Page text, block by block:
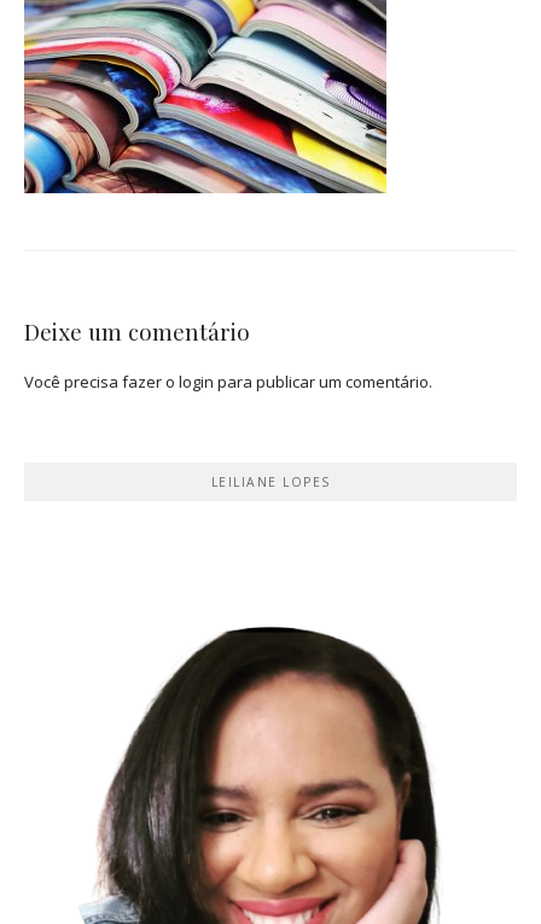
Deixe um comentário
Você precisa fazer o login para publicar um comentário.
LEILIANE LOPES